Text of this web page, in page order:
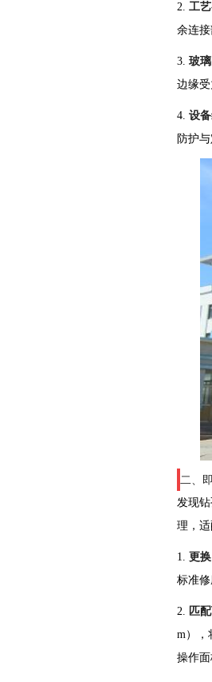
2. 工
余连
3. 玻
边缘
4. 设
防护
二、
发现
理，
1. 更
标准修
2. 匹
m），
操作